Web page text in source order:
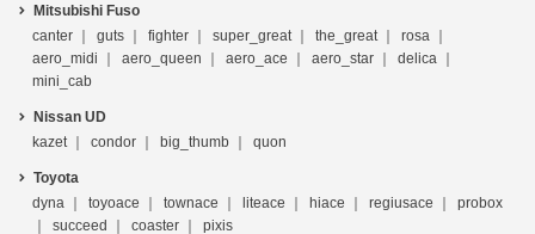
Mitsubishi Fuso
canter
guts fighter super_great the_great
rosa
aero_midi
aero_queen aero_ace aero_star
delica
mini_cab
Nissan UD
kazet
condor big_thumb quon
Toyota
dyna
toyoace townace liteace hiace regiusace
probox
succeed
coaster pixis